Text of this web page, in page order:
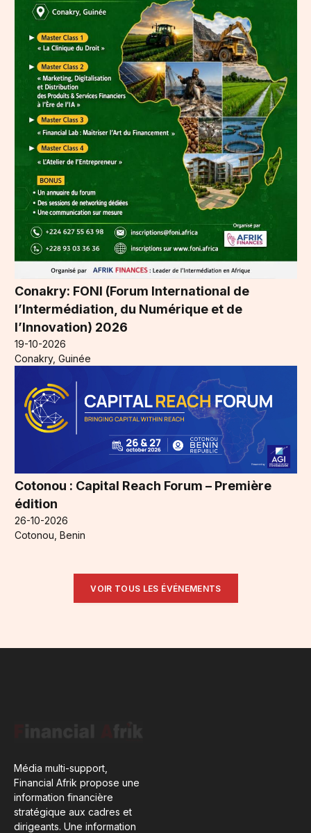
Conakry: FONI (Forum International de
l’Intermédiation, du Numérique et de
l’Innovation) 2026
19-10-2026
Conakry, Guinée
Cotonou : Capital Reach Forum – Première
édition
26-10-2026
Cotonou, Benin
VOIR TOUS LES ÉVÉNEMENTS
Média multi-support,
Financial Afrik propose une
information financière
stratégique aux cadres et
dirigeants. Une information